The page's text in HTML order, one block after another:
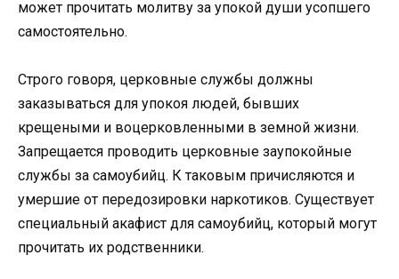
может прочитать молитву за упокой души усопшего
самостоятельно.
Строго говоря, церковные службы должны
заказываться для упокоя людей, бывших
крещеными и воцерковленными в земной жизни.
Запрещается проводить церковные заупокойные
службы за самоубийц. К таковым причисляются и
умершие от передозировки наркотиков. Существует
специальный акафист для самоубийц, который могут
прочитать их родственники.